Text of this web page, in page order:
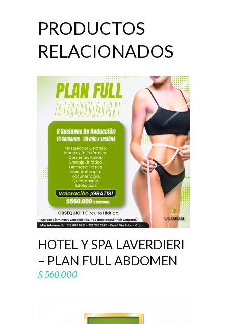
PRODUCTOS
RELACIONADOS
AÑADIR AL CARRITO
HOTEL Y SPA LAVERDIERI
– PLAN FULL ABDOMEN
$560.000